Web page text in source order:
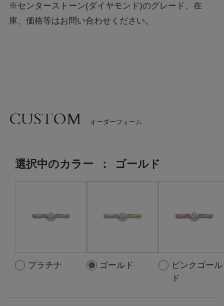
※センターストーン(ダイヤモンド)のグレード、在
庫、価格等はお問い合わせください。
CUSTOM
選択中のカラー ： ゴールド
プラチナ ゴールド
ピンクゴール
ド